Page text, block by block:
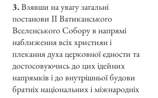
3.Взявши на увагу загальні
постанови ІІ Ватиканського
Вселенського Собору в напрямі
наближення всіх християн і
плекання духа церковної єдности та
достосовуючись до цих ідейних
напрямків і до внутрішньої будови
братніх національних і міжнародніх